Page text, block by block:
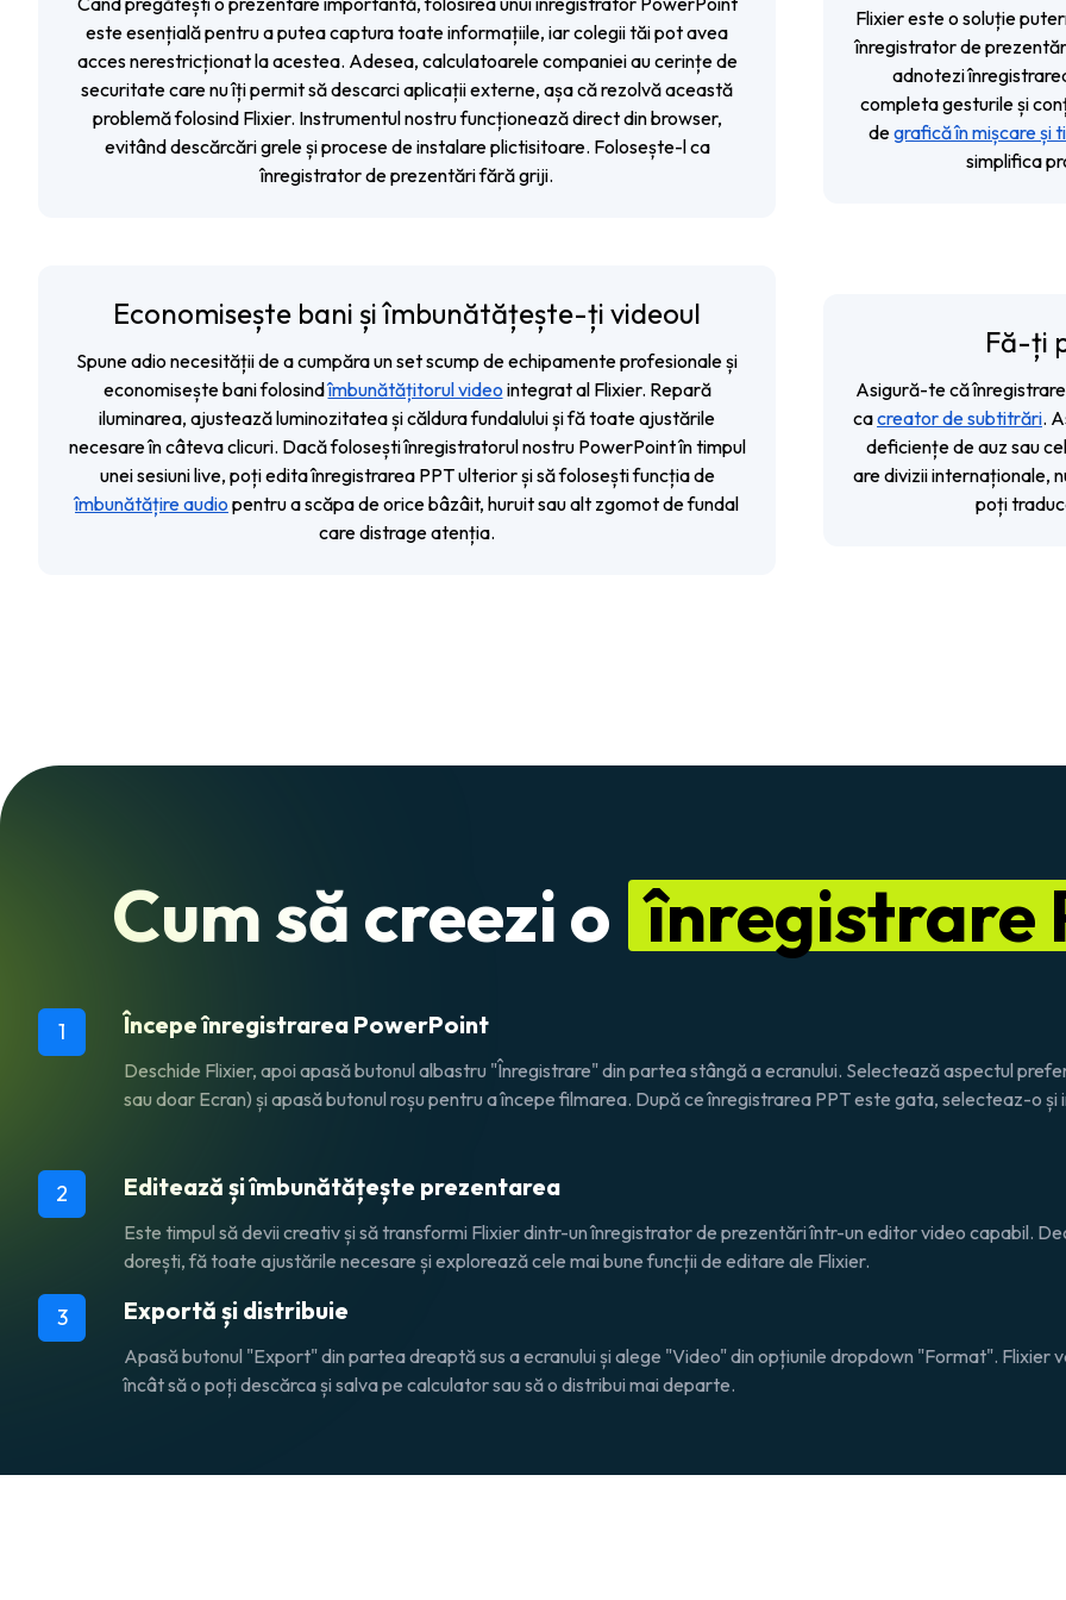
este esențială pentru a putea captura toate informațiile, iar colegii tăi pot avea
acces nerestricționat la acestea. Adesea, calculatoarele companiei au cerințe de
securitate care nu îți permit să descarci aplicații externe, așa că rezolvă această
problemă folosind Flixier. Instrumentul nostru funcționează direct din browser,
evitând descărcări grele și procese de instalare plictisitoare. Folosește-l ca
înregistrator de prezentări fără griji.
Flixier este o soluție
înregistrator de
adnotezi
completa gesturile și
degrafică în mișcare și
simplifica
Economisește bani și îmbunătățește-ți videoul
Spune adio necesității de a cumpăra un set scump de echipamente profesionale și
economisește bani folosindîmbunătățitorul video integrat al Flixier. Repară
iluminarea, ajustează luminozitatea și căldura fundalului și fă toate ajustările
necesare în câteva clicuri. Dacă folosești înregistratorul nostru PowerPoint în timpul
unei sesiuni live, poți edita înregistrarea PPT ulterior și să folosești funcția de
îmbunătățire audio pentru a scăpa de orice bâzâit, huruit sau alt zgomot de fundal
care distrage atenția.
Fă-ți
Asigură-te că
cacreator de subtitrări.
deficiențe de auz sau
are divizii internaționale,
poți
Cum să creezi o înregistrare
1 Începe înregistrarea PowerPoint
Deschide Flixier, apoi apasă butonul albastru "Înregistrare" din partea stângă a ecranului. Selectează aspectul
sau doar Ecran) și apasă butonul roșu pentru a începe filmarea. După ce înregistrarea PPT este gata, selecteaz-o
2 Editează și îmbunătățește prezentarea
Este timpul să devii creativ și să transformi Flixier dintr-un înregistrator de prezentări într-un editor video capabil.
dorești, fă toate ajustările necesare și explorează cele mai bune funcții de editare ale Flixier.
3 Exportă și distribuie
Apasă butonul "Export" din partea dreaptă sus a ecranului și alege "Video" din opțiunile dropdown "Format".
încât să o poți descărca și salva pe calculator sau să o distribui mai departe.